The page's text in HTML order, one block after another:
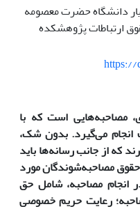
دانشگاه حضرت معصومه
ارتباطات پژوهشکده
https://
مصاحبه‌هایی است که با
انجام می‌گیرد. بدون شک،
که از جانب رسانه‌ها باید
مصاحبه‌شوندگان مورد
انجام مصاحبه، شامل حق
رعایت حریم خصوصی